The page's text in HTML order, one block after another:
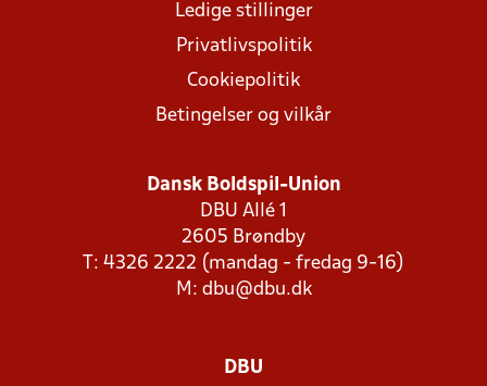
Ledige stillinger
Privatlivspolitik
Cookiepolitik
Betingelser og vilkår
Dansk Boldspil-Union
DBU Allé 1
2605 Brøndby
T: 4326 2222 (mandag - fredag 9-16)
M: dbu@dbu.dk
DBU